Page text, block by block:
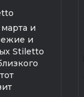
и
и
Stiletto